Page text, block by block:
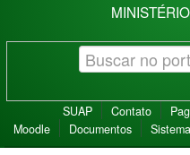
SUAP Contato
Moodle
Documentos